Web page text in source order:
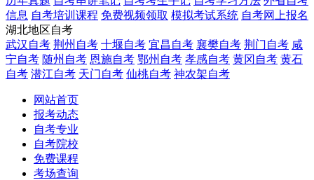
信息 自考培训课程 免费视频领取 模拟考试系统 自考网上报名
湖北地区自考
武汉自考 荆州自考 十堰自考 宜昌自考 襄樊自考 荆门自考 咸
宁自考 随州自考 恩施自考 鄂州自考 孝感自考 黄冈自考 黄石
自考 潜江自考 天门自考 仙桃自考 神农架自考
网站首页
报考动态
自考专业
自考院校
免费课程
考场查询